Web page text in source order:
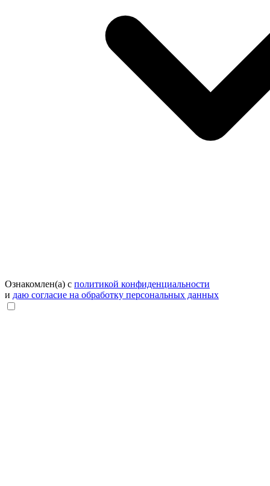
Ознакомлен(а) с политикой конфиденциальности
и даю согласие на обработку персональных данных